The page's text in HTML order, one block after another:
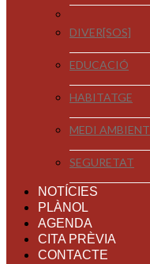
DIVER[SOS]
EDUCACIÓ
HABITATGE
MEDI AMBIENT
SEGURETAT
NOTÍCIES
PLÀNOL
AGENDA
CITA PRÈVIA
CONTACTE